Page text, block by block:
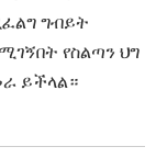
ግብይት
የስልጣን ህግ
ይችላል።